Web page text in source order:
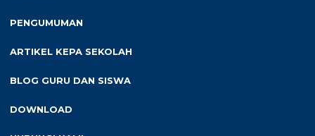
PENGUMUMAN
ARTIKEL KEPA SEKOLAH
BLOG GURU DAN SISWA
DOWNLOAD